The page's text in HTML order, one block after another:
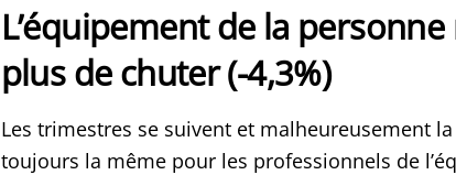
L’équipement de la personne
plus de chuter (-4,3%)
Les trimestres se suivent et malheureusement
toujours la même pour les professionnels de